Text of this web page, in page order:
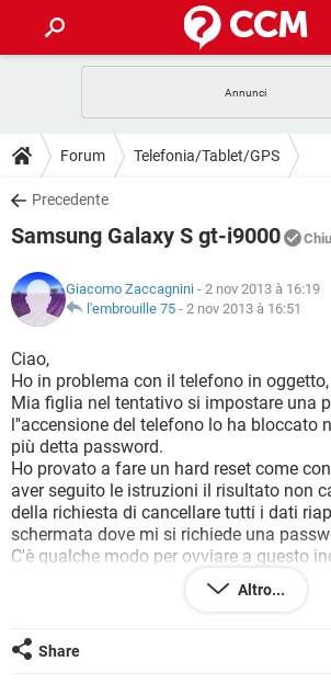
INTRATTENIMENTO ANDROID
iOS
INSTAGRAM WHATSAPP
TIKTOK
HARDWARE
GUIDE
COVID-19 GAMING
INSTAGRAM WHATSAPP
TIKTOK
HARDWARE
DOWNLOAD
COVID-19 GAMING
INTRATTENIMENTO
iOS WINDOWS
INSTAGRAM
TIKTOK FACEBOOK
HARDWARE
COVID-19 GAMING
INTRATTENIMENTO
iOS
INSTAGRAM WHATSAPP
TIKTOK
HARDWARE
GLOSSARIO
COVID-19
INTRATTENIMENTO ANDROID
iOS WINDOWS
INSTAGRAM
TIKTOK FACEBOOK
HARDWARE
Forum Telefonia/Tablet/GPS
Precedente
Samsung Galaxy S gt-i9000
Giacomo Zaccagnini - 2 nov 2013 à 16:19
l'embrouille 75 - 2 nov 2013 à 16:51
Ciao,
Ho in problema con il telefono in
Mia figlia nel tentativo si impostare una
l''accensione del telefono lo ha bloccato
più detta password.
Ho provato a fare un hard reset come
aver seguito le istruzioni il risultato non
della richiesta di cancellare tutti i dati
schermata dove mi si richiede una
C'è qualche modo per ovviare a questo
Altro...
Share